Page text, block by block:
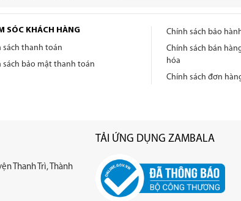
SÓC KHÁCH HÀNG
sách thanh toán
sách bảo mật thanh toán
Chính sách bảo
Chính sách bán
hóa
Chính sách đơn
Thanh Trì, Thành
TẢI ỨNG DỤNG ZAMBALA